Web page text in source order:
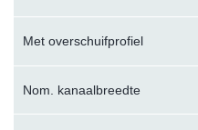
Met overschuifprofiel
Nom. kanaalbreedte